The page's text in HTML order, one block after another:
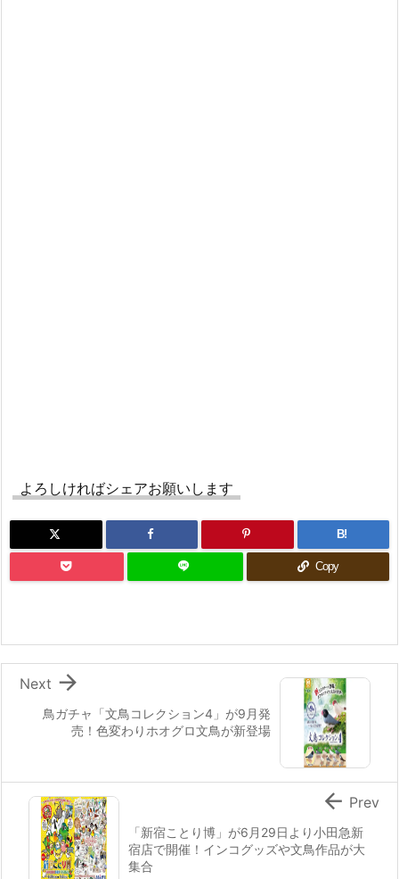
よろしければシェアお願いします
B!
Copy
鳥ガチャ「文鳥コレクション4」が9月発
売！色変わりホオグロ文鳥が新登場

Next
「新宿ことり博」が6月29日より小田急新
宿店で開催！インコグッズや文鳥作品が大
集合
 Prev